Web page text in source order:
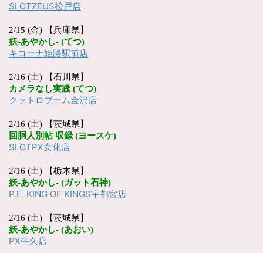
SLOTZEUS松戸店
2/15 (金) 【兵庫県】
妖-あやかし- (てつ)
キコーナ姫路駅前店
2/16 (土) 【石川県】
カメラなし実践 (てつ)
クァトロブーム金沢店
2/16 (土) 【茨城県】
回胴人別帖 収録(ヨースケ)
SLOTPX女化店
2/16 (土) 【栃木県】
妖-あやかし- (ガット石神)
P.E. KING OF KINGS宇都宮店
2/16 (土) 【茨城県】
妖-あやかし- (あおい)
PX牛久店